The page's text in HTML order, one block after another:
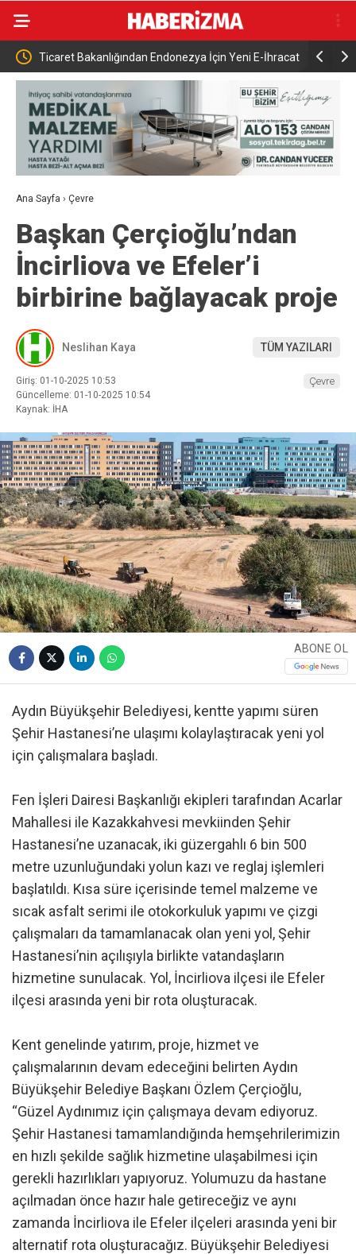
İçin Yeni E-İhracat 17. Dönem Anavatan Partisi Milletvekili
Ana Sayfa › Çevre
Başkan Çerçioğlu’ndan
İncirliova ve Efeler’i
birbirine bağlayacak proje
Neslihan Kaya TÜM YAZILARI
Giriş: 01-10-2025 10:53
Güncelleme: 01-10-2025 10:54
Kaynak: İHA
Çevre
ABONE OL
Aydın Büyükşehir Belediyesi, kentte yapımı süren
Şehir Hastanesi’ne ulaşımı kolaylaştıracak yeni yol
için çalışmalara başladı.
Fen İşleri Dairesi Başkanlığı ekipleri tarafından Acarlar
Mahallesi ile Kazakkahvesi mevkiinden Şehir
Hastanesi’ne uzanacak, iki güzergahlı 6 bin 500
metre uzunluğundaki yolun kazı ve reglaj işlemleri
başlatıldı. Kısa süre içerisinde temel malzeme ve
sıcak asfalt serimi ile otokorkuluk yapımı ve çizgi
çalışmaları da tamamlanacak olan yeni yol, Şehir
Hastanesi’nin açılışıyla birlikte vatandaşların
hizmetine sunulacak. Yol, İncirliova ilçesi ile Efeler
ilçesi arasında yeni bir rota oluşturacak.
Kent genelinde yatırım, proje, hizmet ve
çalışmalarının devam edeceğini belirten Aydın
Büyükşehir Belediye Başkanı Özlem Çerçioğlu,
“Güzel Aydınımız için çalışmaya devam ediyoruz.
Şehir Hastanesi tamamlandığında hemşehrilerimizin
en hızlı şekilde sağlık hizmetine ulaşabilmesi için
gerekli hazırlıkları yapıyoruz. Yolumuzu da hastane
açılmadan önce hazır hale getireceğiz ve aynı
zamanda İncirliova ile Efeler ilçeleri arasında yeni bir
alternatif rota oluşturacağız. Büyükşehir Belediyesi